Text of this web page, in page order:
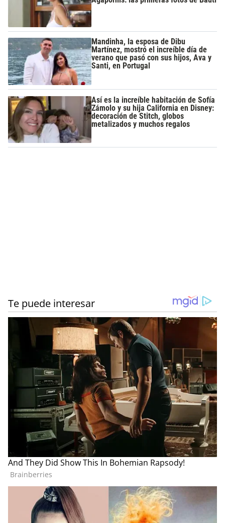
Mandinha, la esposa de Dibu
Martínez, mostró el increíble día de
verano que pasó con sus hijos, Ava y
Santi, en Portugal
Así es la increíble habitación de Sofía
Zámolo y su hija California en Disney:
decoración de Stitch, globos
metalizados y muchos regalos